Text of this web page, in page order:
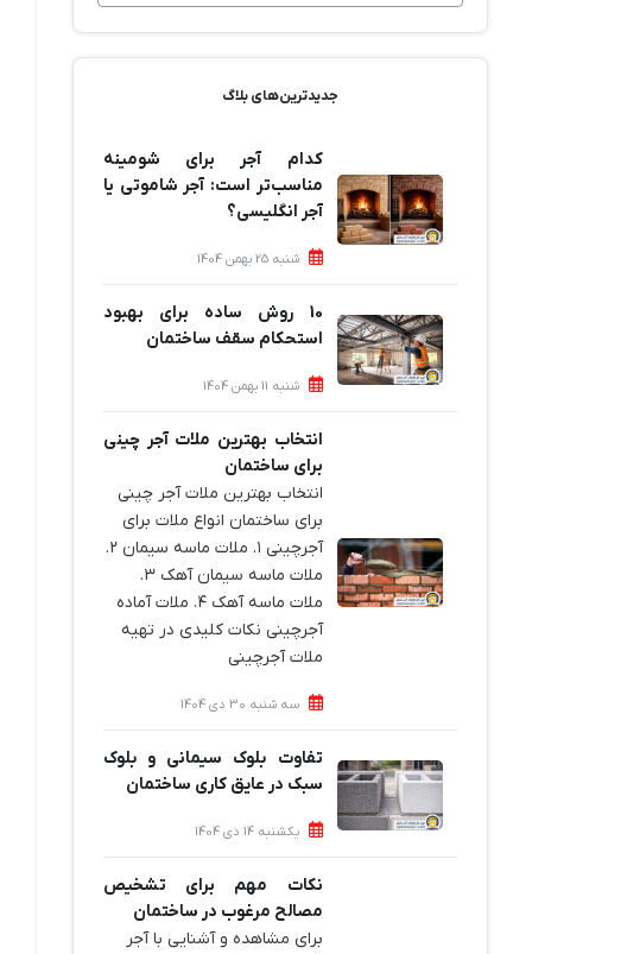
جدیدترین‌های بلاگ
کدام آجر برای شومینه
مناسب‌تر است: آجر شاموتی یا
آجر انگلیسی؟
شنبه 25 بهمن 1404
10 روش ساده برای بهبود
استحکام سقف ساختمان
شنبه 11 بهمن 1404
انتخاب بهترین ملات آجر چینی
برای ساختمان‌
انتخاب بهترین ملات آجر چینی
برای ساختمان‌ انواع ملات برای
آجرچینی ۱. ملات ماسه سیمان ۲.
ملات ماسه سیمان آهک ۳.
ملات ماسه آهک ۴. ملات آماده
آجرچینی نکات کلیدی در تهیه
ملات آجرچینی
سه شنبه 30 دی 1404
تفاوت بلوک سیمانی و بلوک
سبک در عایق کاری ساختمان
یکشنبه 14 دی 1404
نکات مهم برای تشخیص
مصالح مرغوب در ساختمان
برای مشاهده و آشنایی با آجر